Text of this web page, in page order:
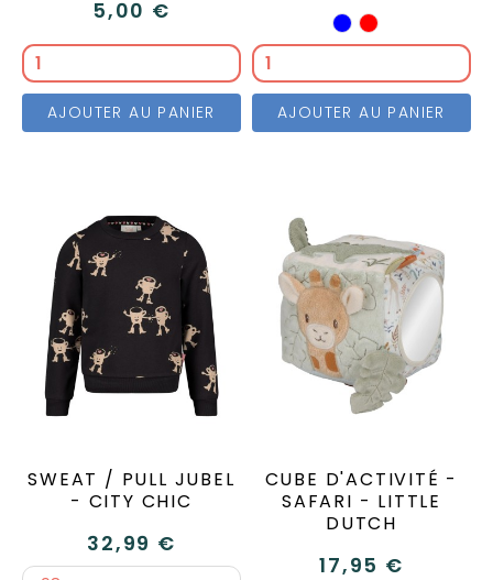
5,00 €
Trésor
Petit
aventurier
Canaille
Petit
loup
Petit
coquin
Baby
love
Mini
charmeur
Mini
chef
AJOUTER AU PANIER
BleuRouge
AJOUTER AU PANIER
SWEAT / PULL JUBEL
- CITY CHIC
32,99 €
CUBE D'ACTIVITÉ -
SAFARI - LITTLE
DUTCH
17,95 €